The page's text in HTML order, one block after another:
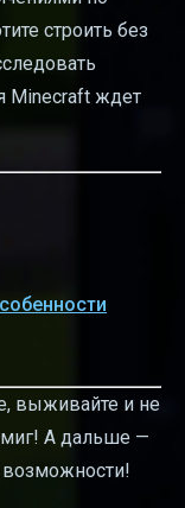
строить без
Minecraft ждет
выживайте и не
миг! А дальше —
возможности!